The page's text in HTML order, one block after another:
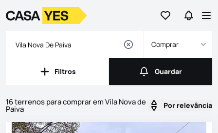
Ir para osIr para
LogoIr para a homepage
Comprar
Filtros
Filtros Guardar
Guardar
16 terrenos para comprar em Vila Nova de
Paiva Por relevância
Imóveis
Lista de Imóveis